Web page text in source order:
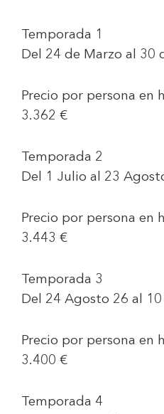
Temporada 1
Del 24 de Marzo al 30
Precio por persona en
3.362 €
Temporada 2
Del 1 Julio al 23
Precio por persona en
3.443 €
Temporada 3
Del 24 Agosto 26 al
Precio por persona en
3.400 €
Temporada 4